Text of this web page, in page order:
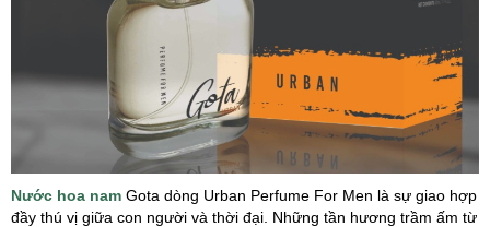
Nước hoa nam Gota dòng Urban Perfume For Men là sự giao hợp
đầy thú vị giữa con người và thời đại. Những tần hương trầm ấm từ